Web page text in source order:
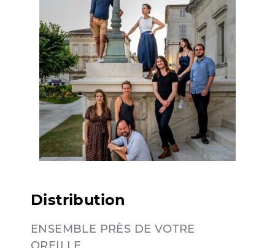
Distribution
ENSEMBLE PRÈS DE VOTRE